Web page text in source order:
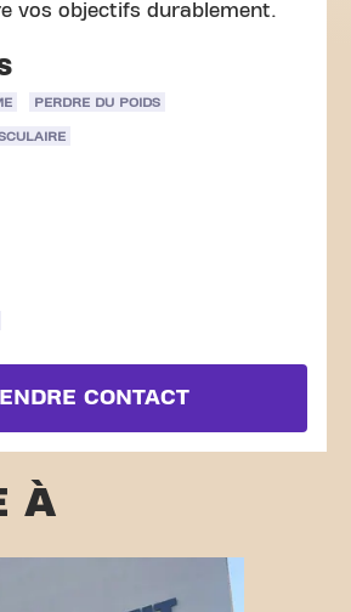
vos objectifs durablement.
PERDRE DU POIDS
CONTACT
À